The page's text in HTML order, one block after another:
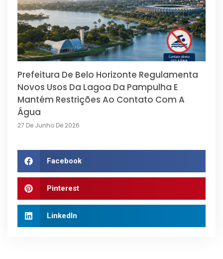
Prefeitura De Belo Horizonte Regulamenta
Novos Usos Da Lagoa Da Pampulha E
Mantém Restrições Ao Contato Com A
Água
27 De Junho De 2026
Facebook
Pinterest
LinkedIn